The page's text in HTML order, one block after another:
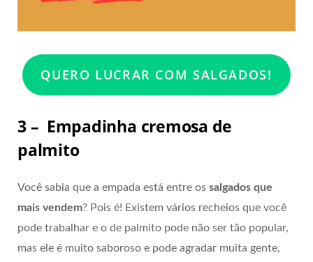
QUERO LUCRAR COM SALGADOS!
3 – Empadinha cremosa de
palmito
Você sabia que a empada está entre os salgados que
mais vendem? Pois é! Existem vários recheios que você
pode trabalhar e o de palmito pode não ser tão popular,
mas ele é muito saboroso e pode agradar muita gente,